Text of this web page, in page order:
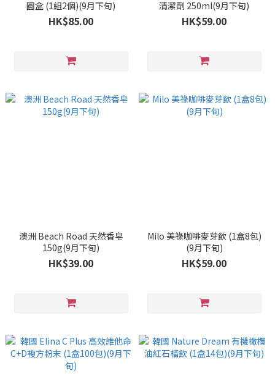
圓盒 (1組2個)(9月下旬)
HK$85.00
清潔劑 250ml(9月下旬)
HK$59.00
澳洲 Beach Road 天然香皂
150g(9月下旬)
HK$39.00
Milo 美祿咖啡麥芽飲 (1盒8包)
(9月下旬)
HK$59.00